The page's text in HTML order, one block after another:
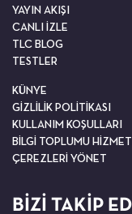
YAYIN AKIŞI
CANLI İZLE
TLC BLOG
TESTLER
KÜNYE
GİZLİLİK POLİTİKASI
KULLANIM KOŞULLARI
BİLGİ TOPLUMU
ÇEREZLERİ YÖNET
BİZİ TAKİP